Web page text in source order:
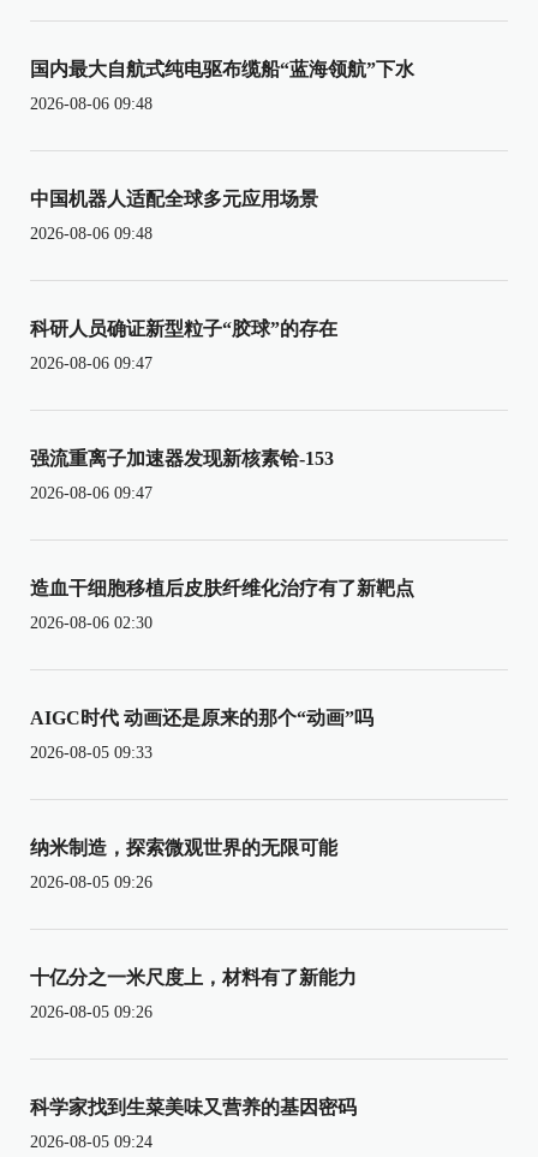
国内最大自航式纯电驱布缆船“蓝海领航”下水
2026-08-06 09:48
中国机器人适配全球多元应用场景
2026-08-06 09:48
科研人员确证新型粒子“胶球”的存在
2026-08-06 09:47
强流重离子加速器发现新核素铪-153
2026-08-06 09:47
造血干细胞移植后皮肤纤维化治疗有了新靶点
2026-08-06 02:30
AIGC时代 动画还是原来的那个“动画”吗
2026-08-05 09:33
纳米制造，探索微观世界的无限可能
2026-08-05 09:26
十亿分之一米尺度上，材料有了新能力
2026-08-05 09:26
科学家找到生菜美味又营养的基因密码
2026-08-05 09:24